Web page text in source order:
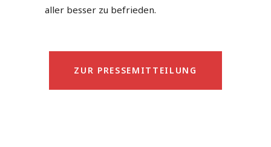
aller besser zu befrieden.
ZUR PRESSEMITTEILUNG